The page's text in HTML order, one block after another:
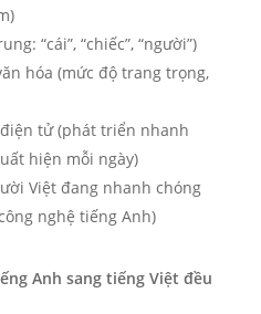
“cái”, “chiếc”, “người”)
hóa (mức độ trang trọng,
tử (phát triển nhanh
hiện mỗi ngày)
Việt đang nhanh chóng
nghệ tiếng Anh)
Anh sang tiếng Việt đều